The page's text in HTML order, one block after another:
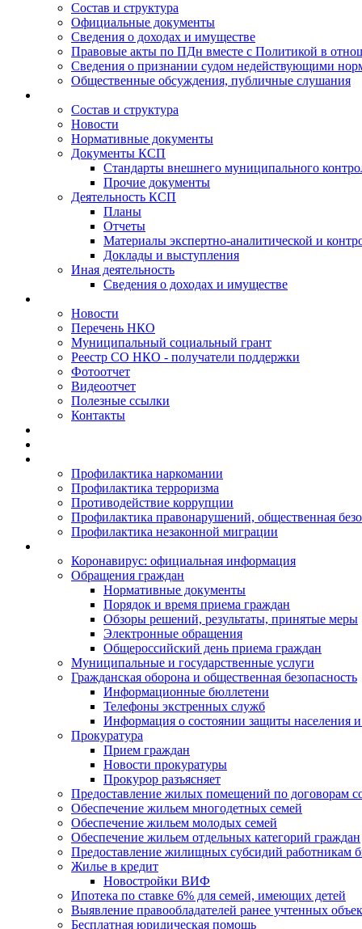
Состав и структура
Официальные документы
Сведения о доходах и имуществе
Правовые акты по ПДн вместе с Политикой в
Сведения о признании судом недействующими
Общественные обсуждения, публичные слушания
Состав и структура
Новости
Нормативные документы
Документы КСП
Стандарты внешнего муниципального
Прочие документы
Деятельность КСП
Планы
Отчеты
Материалы экспертно-аналитической и
Доклады и выступления
Иная деятельность
Сведения о доходах и имуществе
Новости
Перечень НКО
Муниципальный социальный грант
Реестр СО НКО - получатели поддержки
Фотоотчет
Видеоотчет
Полезные ссылки
Контакты
Профилактика наркомании
Профилактика терроризма
Противодействие коррупции
Профилактика правонарушений, общественная
Профилактика незаконной миграции
Коронавирус: официальная информация
Обращения граждан
Нормативные документы
Порядок и время приема граждан
Обзоры решений, результаты, принятые меры
Электронные обращения
Общероссийский день приема граждан
Муниципальные и государственные услуги
Гражданская оборона и общественная безопасность
Информационные бюллетени
Телефоны экстренных служб
Информация о состоянии защиты населения
Прокуратура
Прием граждан
Новости прокуратуры
Прокурор разъясняет
Предоставление жилых помещений по договорам
Обеспечение жильем многодетных семей
Обеспечение жильем молодых семей
Обеспечение жильем отдельных категорий граждан
Предоставление жилищных субсидий работникам
Жилье в кредит
Новостройки ВИФ
Ипотека по ставке 6% для семей, имеющих детей
Выявление правообладателей ранее учтенных
Бесплатная юридическая помощь